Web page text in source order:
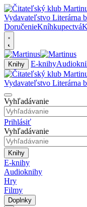
DoručenieKníhkupectvá
Knihy E-knihy
Vyhľadávanie
Prihlásiť
Vyhľadávanie
Knihy
E-knihy
Audioknihy
Hry
Filmy
Doplnky